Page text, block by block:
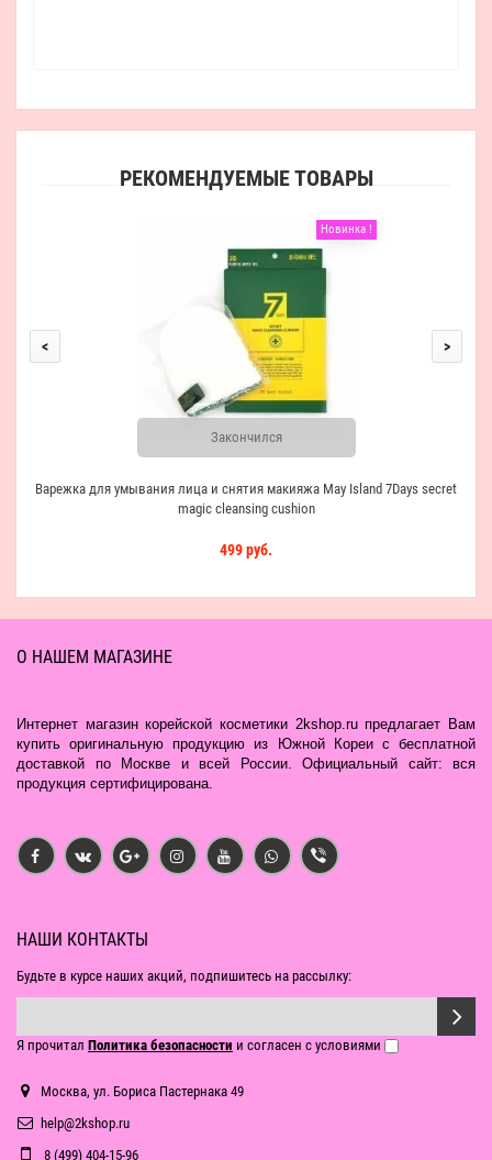
РЕКОМЕНДУЕМЫЕ ТОВАРЫ
Новинка !
Закончился
Варежка для умывания лица и снятия макияжа May Island 7Days secret
magic cleansing cushion
499 руб.
< >
О НАШЕМ МАГАЗИНЕ
Интернет магазин корейской косметики 2kshop.ru предлагает Вам
купить оригинальную продукцию из Южной Кореи с бесплатной
доставкой по Москве и всей России. Официальный сайт: вся
продукция сертифицирована.
НАШИ КОНТАКТЫ
Будьте в курсе наших акций, подпишитесь на рассылку:
Я прочитал Политика безопасности и согласен с условиями
Москва, ул. Бориса Пастернака 49
help@2kshop.ru
8 (499) 404-15-96